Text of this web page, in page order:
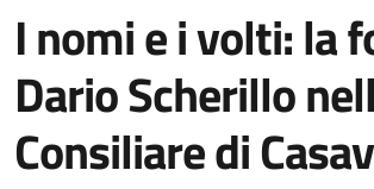
I nomi e i volti: la
Dario Scherillo
Consiliare di